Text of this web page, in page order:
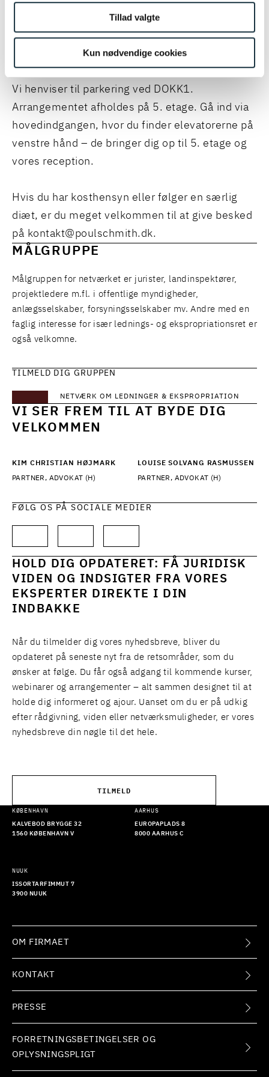
Tillad valgte
Kun nødvendige cookies
Kl. 15.00: Tak for i dag
Praktisk information
Vi henviser til parkering ved DOKK1.
Arrangementet afholdes på 5. etage. Gå ind via
hovedindgangen, hvor du finder elevatorerne på
venstre hånd – de bringer dig op til 5. etage og
vores reception.
Hvis du har kosthensyn eller følger en særlig
diæt, er du meget velkommen til at give besked
på kontakt@poulschmith.dk.
MÅLGRUPPE
Målgruppen for netværket er jurister, landinspektører,
projektledere m.fl. i offentlige myndigheder,
anlægsselskaber, forsyningsselskaber mv. Andre med en
faglig interesse for især lednings- og ekspropriationsret er
også velkomne.
TILMELD DIG GRUPPEN
NETVÆRK OM LEDNINGER & EKSPROPRIATION
VI SER FREM TIL AT BYDE DIG
VELKOMMEN
KIM CHRISTIAN HØJMARK
PARTNER, ADVOKAT (H)
LOUISE SOLVANG RASMUSSEN
PARTNER, ADVOKAT (H)
FØLG OS PÅ SOCIALE MEDIER
HOLD DIG OPDATERET: FÅ JURIDISK
VIDEN OG INDSIGTER FRA VORES
EKSPERTER DIREKTE I DIN
INDBAKKE
Når du tilmelder dig vores nyhedsbreve, bliver du
opdateret på seneste nyt fra de retsområder, som du
ønsker at følge. Du får også adgang til kommende kurser,
webinarer og arrangementer – alt sammen designet til at
holde dig informeret og ajour. Uanset om du er på udkig
efter rådgivning, viden eller netværksmuligheder, er vores
nyhedsbreve din nøgle til det hele.
TILMELD
KØBENHAVN
KALVEBOD BRYGGE 32
1560 KØBENHAVN V
AARHUS
EUROPAPLADS 8
8000 AARHUS C
NUUK
ISSORTARFIMMUT 7
3900 NUUK
OM FIRMAET
KONTAKT
PRESSE
FORRETNINGSBETINGELSER OG
OPLYSNINGSPLIGT